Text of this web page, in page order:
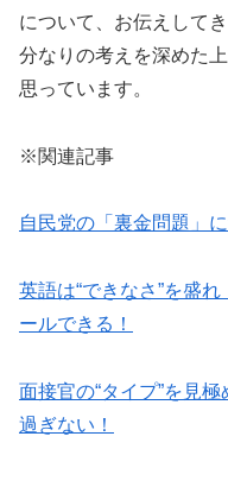
について、お伝えして
分なりの考えを深めた
思っています。
※関連記事
自民党の「裏金問題」
英語は“できなさ”を盛
ールできる！
面接官の“タイプ”を見
過ぎない！